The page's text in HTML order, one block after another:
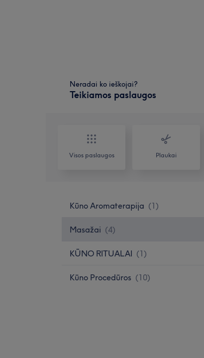
Neradai ko ieškojai?
Teikiamos paslaugos
Visos paslaugos Plaukai
Kūno Aromaterapija (1)
Masažai (4)
KŪNO RITUALAI (1)
Kūno Procedūros (10)